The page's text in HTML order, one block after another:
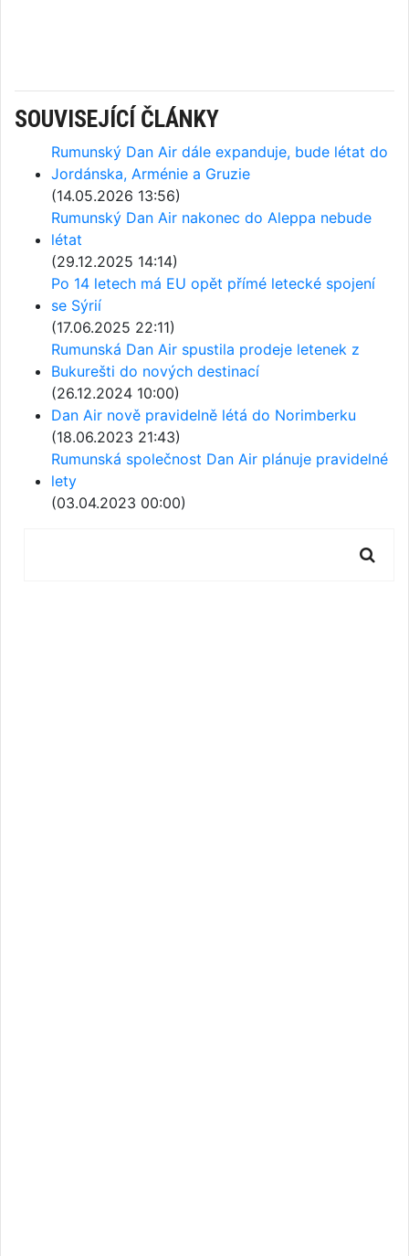
SOUVISEJÍCÍ ČLÁNKY
Rumunský Dan Air dále expanduje, bude létat do
Jordánska, Arménie a Gruzie
(14.05.2026 13:56)
Rumunský Dan Air nakonec do Aleppa nebude
létat
(29.12.2025 14:14)
Po 14 letech má EU opět přímé letecké spojení
se Sýrií
(17.06.2025 22:11)
Rumunská Dan Air spustila prodeje letenek z
Bukurešti do nových destinací
(26.12.2024 10:00)
Dan Air nově pravidelně létá do Norimberku
(18.06.2023 21:43)
Rumunská společnost Dan Air plánuje pravidelné
lety
(03.04.2023 00:00)